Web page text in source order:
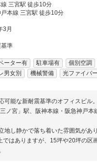
三宮駅 徒歩10分
本線 三宮駅 徒歩10分
3月
準
ーター有 駐車場有 個別空調
男女別
機械警備 光ファイバー
可能な新耐震基準のオフィスビル。
ノ宮」駅、阪神本線・阪急神戸本
地し静かで落ち着いた雰囲気があり
ではありますが、15坪や20坪の区